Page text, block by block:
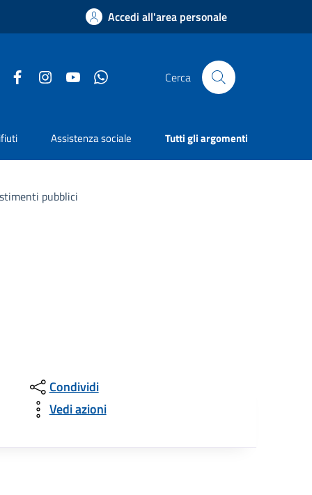
Accedi all'area personale
Facebook InstagramYouTube Cerca
Assistenza sociale Tutti gli argomenti
pubblici
Condividi
Vedi azioni